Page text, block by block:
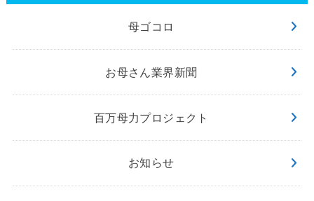
母ゴコロ
お母さん業界新聞
百万母力プロジェクト
お知らせ